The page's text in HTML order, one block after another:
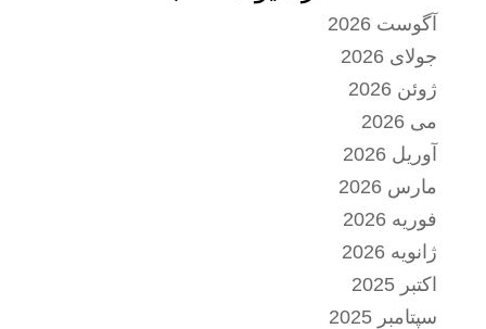
آگوست 2026
جولای 2026
ژوئن 2026
می 2026
آوریل 2026
مارس 2026
فوریه 2026
ژانویه 2026
اکتبر 2025
سپتامبر 2025